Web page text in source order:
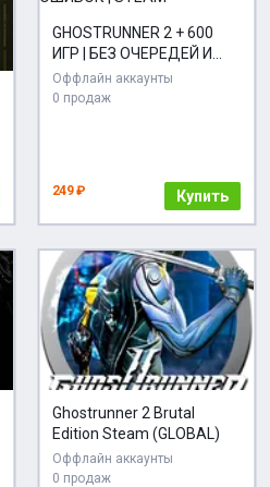
GHOSTRUNNER 2 + 600
ИГР | БЕЗ ОЧЕРЕДЕЙ И
ПРОЧИХ ОШИБОК |
STEAM
Оффлайн аккаунты
0 продаж
249 ₽ Купить
Ghostrunner 2 Brutal
Edition Steam (GLOBAL)
Оффлайн аккаунты
0 продаж